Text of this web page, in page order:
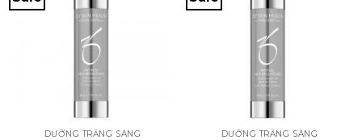
DƯỠNG TRẮNG SÁNG DƯỠNG TRẮNG SÁNG